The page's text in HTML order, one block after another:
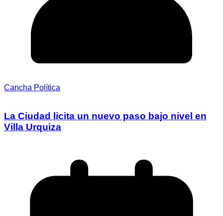
Cancha Política
La Ciudad licita un nuevo paso bajo nivel en
Villa Urquiza